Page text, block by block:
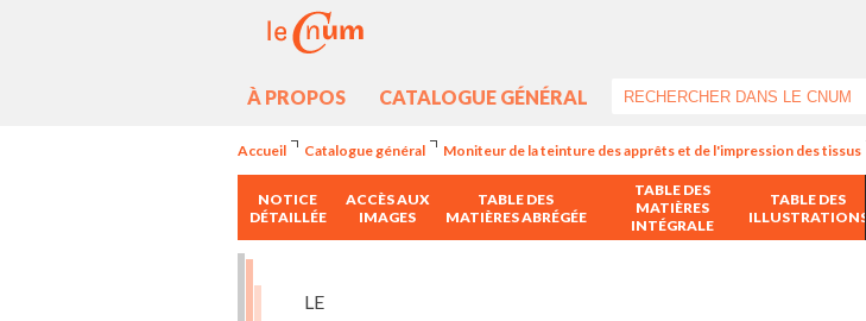
À PROPOS CATALOGUE GÉNÉRAL
Accueil Catalogue général Moniteur de la teinture des apprêts et de l'impression des tissus
NOTICE
DÉTAILLÉE
ACCÈS AUX
IMAGES
TABLE DES
MATIÈRES ABRÉGÉE
TABLE DES
MATIÈRES
INTÉGRALE
TABLE DES
ILLUSTRATIONS
LE